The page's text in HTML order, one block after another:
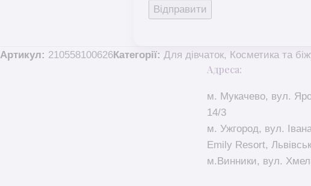
Артикул: 210558100626Категорії: Для дівчаток, Косметика та
Адреса:
м. Мукачево, вул.
14/3
м. Ужгород, вул.
Emily Resort,
м.Винники, вул.